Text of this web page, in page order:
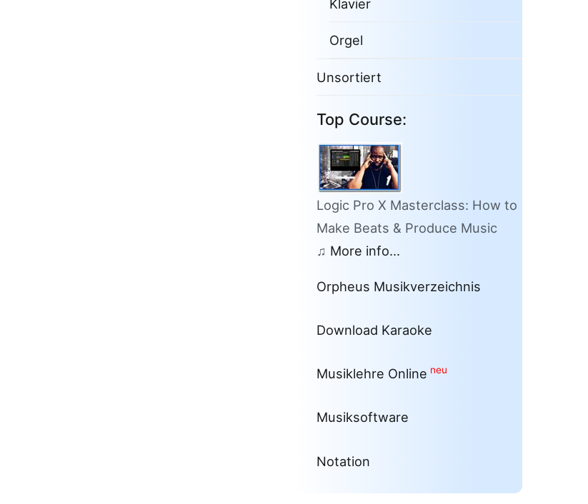
Klavier
Orgel
Unsortiert
Top Course:
Logic Pro X Masterclass: How to
Make Beats & Produce Music
♫ More info...
Orpheus Musikverzeichnis
Download Karaoke
Musiklehre Online neu
Musiksoftware
Notation